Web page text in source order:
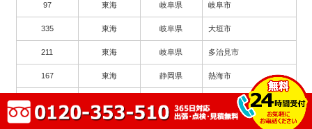
97 東海 岐阜県 岐阜市
335 東海 岐阜県 大垣市
211 東海 岐阜県 多治見市
167 東海 静岡県 熱海市
263 東海 愛知県